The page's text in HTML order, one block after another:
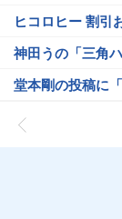
ヒコロヒー 割引
神田うの「三角
堂本剛の投稿に